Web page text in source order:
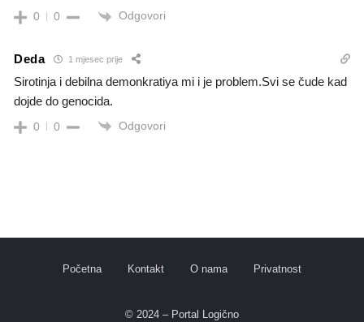
0 0 Odgovori
Deda 1 mjesec prije
Sirotinja i debilna demonkratiya mi i je problem.Svi se čude kad
dojde do genocida.
0 0 Odgovori
Početna Kontakt O nama Privatnost
© 2024 – Portal Logično